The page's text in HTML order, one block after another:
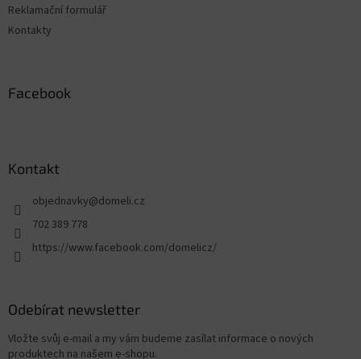
Reklamační formulář
Kontakty
Facebook
Kontakt
objednavky@domeli.cz
702 389 778
https://www.facebook.com/domelicz/
Odebírat newsletter
Vložte svůj e-mail a my vám budeme zasílat informace o nových
produktech na našem e-shopu.